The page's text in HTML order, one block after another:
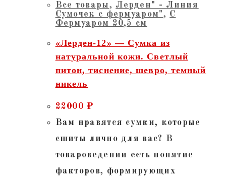
Все товары, Лерден" - Линия
Сумочек с фермуаром", С
Фермуаром 20,5 см
«Лерден-12» — Сумка из
натуральной кожи. Светлый
питон, тиснение, шевро, темный
никель
22000 ₽
Вам нравятся сумки, которые
сшиты лично для вас? В
товароведении есть понятие
факторов, формирующих